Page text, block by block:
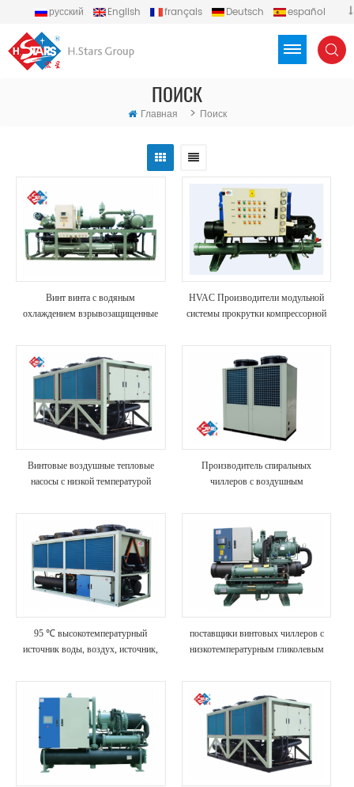
русский English français Deutsch
español
ПОИСК
Главная > Поиск
Винт винта с водяным
охлаждением взрывозащищенные
HVAC Производители модульной
системы прокрутки компрессорной
Винтовые воздушные тепловые
насосы с низкой температурой
Производитель спиральных
чиллеров с воздушным
95 ℃ высокотемпературный
источник воды, воздух, источник,
поставщики винтовых чиллеров с
низкотемпературным гликолевым